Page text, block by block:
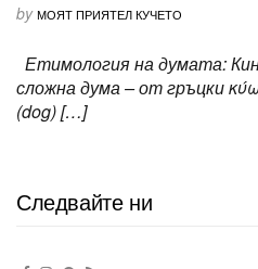
by МОЯТ ПРИЯТЕЛ КУЧЕТО
Етимология на думата:
сложна дума – от гръцки
(dog) […]
Следвайте ни